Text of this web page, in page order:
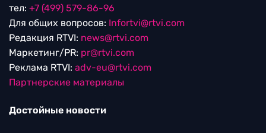
тел: +7 (499) 579-86-96
Для общих вопросов: Infortvi@rtvi.com
Редакция RTVI: news@rtvi.com
Маркетинг/PR: pr@rtvi.com
Реклама RTVI: adv-eu@rtvi.com
Партнерские материалы
Достойные новости